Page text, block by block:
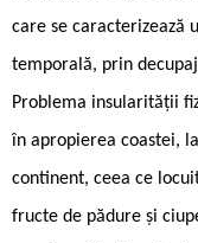
care se caracterizează
temporală, prin
Problema insularității
în apropierea coastei,
continent, ceea ce
fructe de pădure și